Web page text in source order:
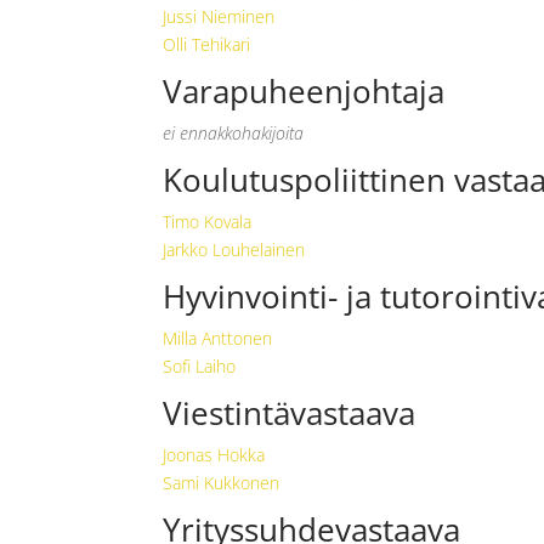
Jussi Nieminen
Olli Tehikari
Varapuheenjohtaja
ei ennakkohakijoita
Koulutuspoliittinen
Timo Kovala
Jarkko Louhelainen
Hyvinvointi- ja
Milla Anttonen
Sofi Laiho
Viestintävastaava
Joonas Hokka
Sami Kukkonen
Yrityssuhdevastaava